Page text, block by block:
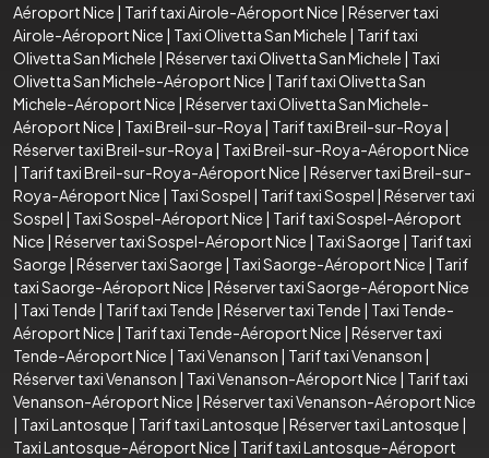
Aéroport Nice | Tarif taxi Airole-Aéroport Nice | Réserver taxi
Airole-Aéroport Nice | Taxi Olivetta San Michele | Tarif taxi
Olivetta San Michele | Réserver taxi Olivetta San Michele | Taxi
Olivetta San Michele-Aéroport Nice | Tarif taxi Olivetta San
Michele-Aéroport Nice | Réserver taxi Olivetta San Michele-
Aéroport Nice | Taxi Breil-sur-Roya | Tarif taxi Breil-sur-Roya |
Réserver taxi Breil-sur-Roya | Taxi Breil-sur-Roya-Aéroport Nice
| Tarif taxi Breil-sur-Roya-Aéroport Nice | Réserver taxi Breil-sur-
Roya-Aéroport Nice | Taxi Sospel | Tarif taxi Sospel | Réserver taxi
Sospel | Taxi Sospel-Aéroport Nice | Tarif taxi Sospel-Aéroport
Nice | Réserver taxi Sospel-Aéroport Nice | Taxi Saorge | Tarif taxi
Saorge | Réserver taxi Saorge | Taxi Saorge-Aéroport Nice | Tarif
taxi Saorge-Aéroport Nice | Réserver taxi Saorge-Aéroport Nice
| Taxi Tende | Tarif taxi Tende | Réserver taxi Tende | Taxi Tende-
Aéroport Nice | Tarif taxi Tende-Aéroport Nice | Réserver taxi
Tende-Aéroport Nice | Taxi Venanson | Tarif taxi Venanson |
Réserver taxi Venanson | Taxi Venanson-Aéroport Nice | Tarif taxi
Venanson-Aéroport Nice | Réserver taxi Venanson-Aéroport Nice
| Taxi Lantosque | Tarif taxi Lantosque | Réserver taxi Lantosque |
Taxi Lantosque-Aéroport Nice | Tarif taxi Lantosque-Aéroport